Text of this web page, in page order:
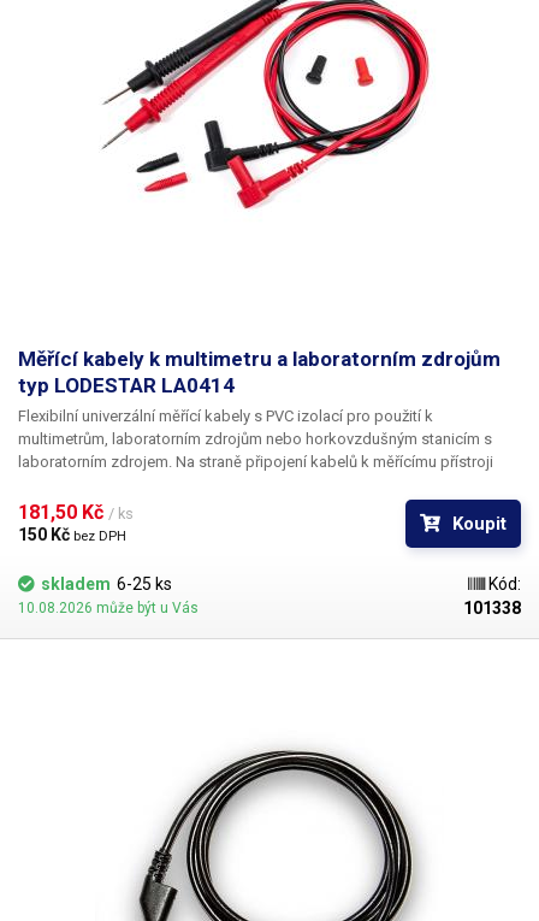
Měřící kabely k multimetru a laboratorním zdrojům
typ LODESTAR LA0414
Flexibilní univerzální měřící kabely s PVC izolací pro použití k
multimetrům, laboratorním zdrojům nebo horkovzdušným stanicím s
laboratorním zdrojem. Na straně připojení kabelů k měřícímu přístroji
činí všestranně použitelné pro zasunutí do libovolného provedení
banánkových vývodů.
181,50 Kč / ks
150 Kč bez DPH
Koupit
skladem 6-25 ks
10.08.2026 může být u Vás
Kód:
101338